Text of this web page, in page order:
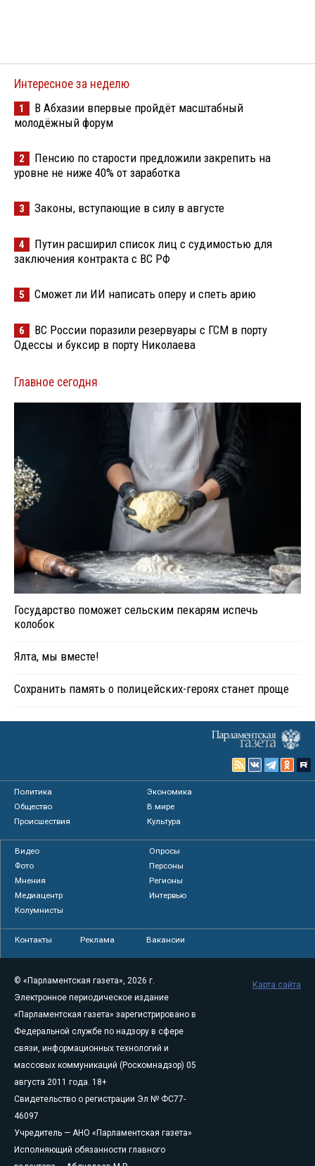
Интересное за неделю
1
В Абхазии впервые пройдёт масштабный
молодёжный форум
2
Пенсию по старости предложили закрепить на
уровне не ниже 40% от заработка
3 Законы, вступающие в силу в августе
4
Путин расширил список лиц с судимостью для
заключения контракта с ВС РФ
5 Сможет ли ИИ написать оперу и спеть арию
6
ВС России поразили резервуары с ГСМ в порту
Одессы и буксир в порту Николаева
Главное сегодня
Государство поможет сельским пекарям испечь
колобок
Ялта, мы вместе!
Сохранить память о полицейских-героях станет проще
Политика
Экономика
Общество
В мире
Происшествия
Культура
Видео
Опросы
Фото
Персоны
Мнения
Регионы
Медиацентр
Интервью
Колумнисты
Контакты Реклама Вакансии
© «Парламентская газета», 2026 г.
Электронное периодическое издание
«Парламентская газета» зарегистрировано в
Федеральной службе по надзору в сфере
связи, информационных технологий и
массовых коммуникаций (Роскомнадзор) 05
августа 2011 года. 18+
Свидетельство о регистрации Эл № ФС77-
46097
Учредитель — АНО «Парламентская газета»
Исполняющий обязанности главного
Карта сайта